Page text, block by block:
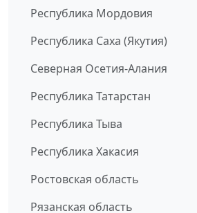
Республика Мордовия
Республика Саха (Якутия)
Северная Осетия-Алания
Республика Татарстан
Республика Тыва
Республика Хакасия
Ростовская область
Рязанская область